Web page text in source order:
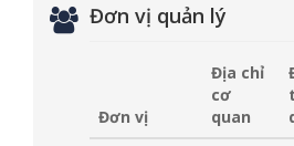
Đơn vị quản lý
Đơn vị
Địa chỉ
cơ
quan